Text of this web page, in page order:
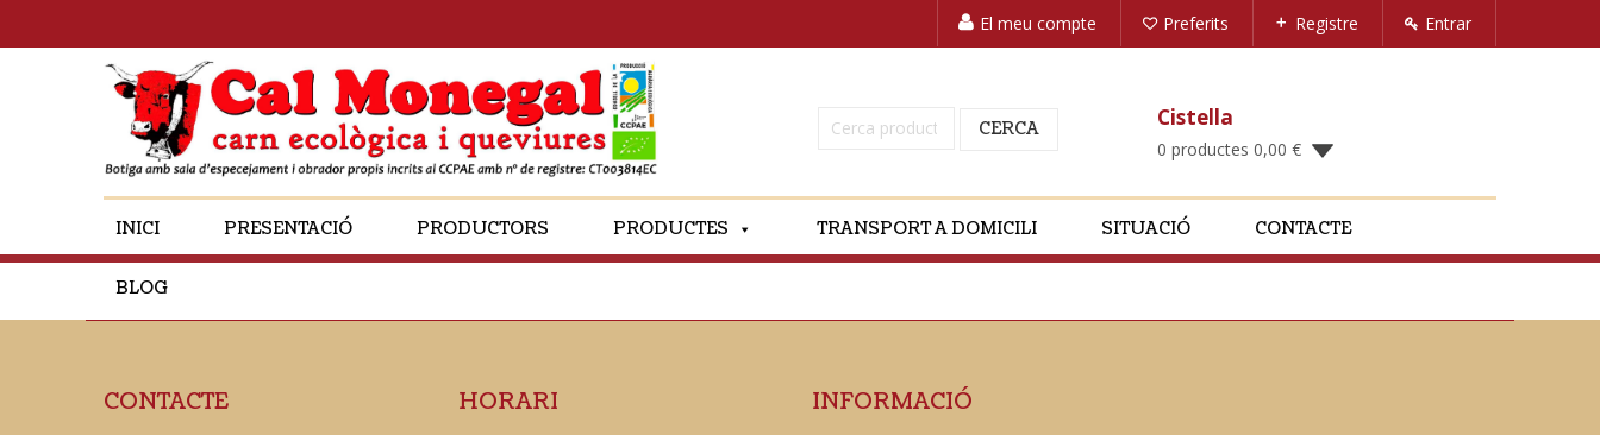
El meu compte Preferits Registre Entrar
Cerca: CERCA Cistella
0 productes 0,00 €
INICI PRESENTACIÓ PRODUCTORS PRODUCTES TRANSPORT A DOMICILI SITUACIÓ CONTACTE
BLOG
CONTACTE HORARI INFORMACIÓ